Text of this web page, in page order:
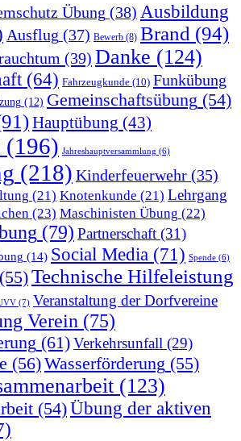
Übung (38) Ausbildung
Ausflug (37) Bewerb (8) Brand (94)
(39) Danke (124)
(64) Fahrzeugkunde (10) Funkübung
(12) Gemeinschaftsübung (54)
Hauptübung (43)
(196) Jahreshauptversammlung (6)
(218) Kinderfeuerwehr (35)
(21) Knotenkunde (21) Lehrgang
(23) Maschinisten Übung (22)
(79) Partnerschaft (31)
(14) Social Media (71) Spende (6)
(55)Technische Hilfeleistung
(7) Veranstaltung der Dorfvereine
Verein (75)
(61)Verkehrsunfall (29)
(56)Wasserförderung (55)
(123)
(54)Übung der aktiven